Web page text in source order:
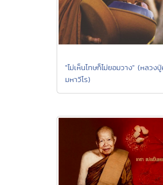
"ไม่เห็นโทษก็ไม่ยอมวาง" (หลวง
มหาวีโร)